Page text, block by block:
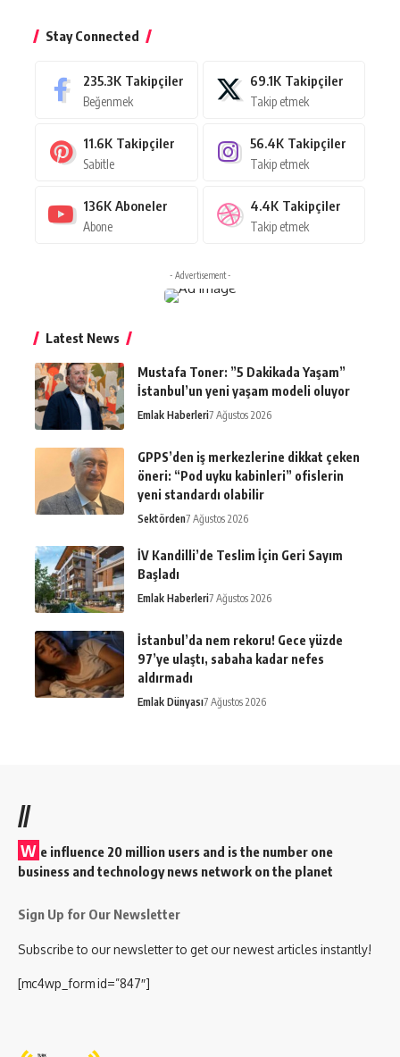
Stay Connected
235.3K Takipçiler
Beğenmek
69.1K Takipçiler
Takip etmek
11.6K Takipçiler
Sabitle
56.4K Takipçiler
Takip etmek
136K Aboneler
Abone
4.4K Takipçiler
Takip etmek
- Advertisement -
Latest News
Mustafa Toner: ”5 Dakikada Yaşam”
İstanbul’un yeni yaşam modeli oluyor
Emlak Haberleri7 Ağustos 2026
GPPS’den iş merkezlerine dikkat çeken
öneri: “Pod uyku kabinleri” ofislerin
yeni standardı olabilir
Sektörden7 Ağustos 2026
İV Kandilli’de Teslim İçin Geri Sayım
Başladı
Emlak Haberleri7 Ağustos 2026
İstanbul’da nem rekoru! Gece yüzde
97’ye ulaştı, sabaha kadar nefes
aldırmadı
Emlak Dünyası7 Ağustos 2026
//
W e influence 20 million users and is the number one
business and technology news network on the planet
Sign Up for Our Newsletter
Subscribe to our newsletter to get our newest articles instantly!
[mc4wp_form id=”847″]